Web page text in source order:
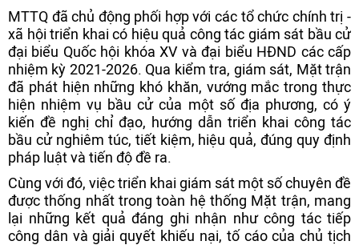
MTTQ đã chủ động phối hợp với các tổ chức chính trị -
xã hội triển khai có hiệu quả công tác giám sát bầu cử
đại biểu Quốc hội khóa XV và đại biểu HĐND các cấp
nhiệm kỳ 2021-2026. Qua kiểm tra, giám sát, Mặt trận
đã phát hiện những khó khăn, vướng mắc trong thực
hiện nhiệm vụ bầu cử của một số địa phương, có ý
kiến đề nghị chỉ đạo, hướng dẫn triển khai công tác
bầu cử nghiêm túc, tiết kiệm, hiệu quả, đúng quy định
pháp luật và tiến độ đề ra.
Cùng với đó, việc triển khai giám sát một số chuyên đề
được thống nhất trong toàn hệ thống Mặt trận, mang
lại những kết quả đáng ghi nhận như công tác tiếp
công dân và giải quyết khiếu nại, tố cáo của chủ tịch